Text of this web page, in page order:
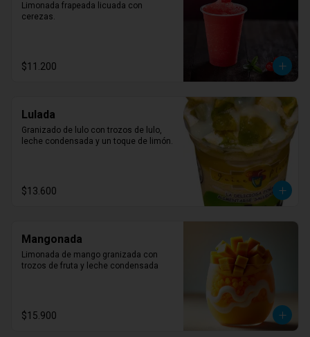
Limonada frapeada licuada con
cerezas.
$11.200
Lulada
Granizado de lulo con trozos de lulo,
leche condensada y un toque de limón.
$13.600
Mangonada
Limonada de mango granizada con
trozos de fruta y leche condensada
$15.900